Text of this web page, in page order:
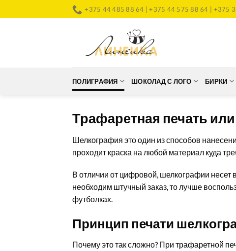
to
+375 44 485 88 64 | +375 44 575 88 64 | +375
ПОЛИГРАФИЯ ШОКОЛАД С ЛОГО БИРКИ
Трафаретная печать
Шелкография это один из способов
проходит краска на любой материал куда
В отличии от цифровой, шелкографии несет
необходим штучный заказ, то лучше
футболках.
Принцип печати
Почему это так сложно? При трафаретной